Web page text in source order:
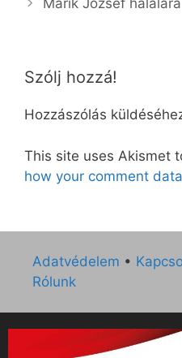
Marik József halálára
Szólj hozzá!
Hozzászólás
This site uses Akismet
how your comment
Adatvédelem •
Rólunk